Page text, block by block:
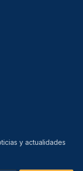
y actualidades